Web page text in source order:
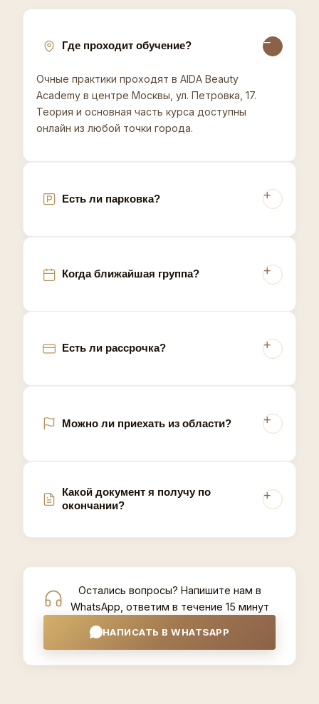
Где проходит обучение?
Очные практики проходят в AIDA Beauty
Academy в центре Москвы, ул. Петровка, 17.
Теория и основная часть курса доступны
онлайн из любой точки города.
Есть ли парковка?
Когда ближайшая группа?
Есть ли рассрочка?
Можно ли приехать из области?
Какой документ я получу по
окончании?
урокам. Запишитесь на консультацию - подберём
В Москве сосредоточена основная часть
аппаратной и инъекционной косметологии страны,
а средний чек на услуги заметно превышает
региональный, что позволяет выпускникам курсов
Остались вопросы? Напишите нам в
WhatsApp, ответим в течение 15 минут
НАПИСАТЬ В WHATSAPP